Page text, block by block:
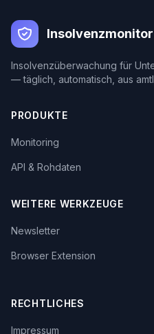
Insolvenzmonitor
Insolvenzüberwachung für
— täglich, automatisch, aus
PRODUKTE
Monitoring
API & Rohdaten
WEITERE WERKZEUGE
Newsletter
Browser Extension
RECHTLICHES
Impressum